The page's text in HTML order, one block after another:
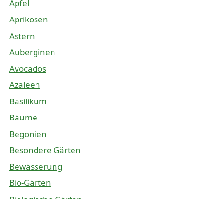
Äpfel
Aprikosen
Astern
Auberginen
Avocados
Azaleen
Basilikum
Bäume
Begonien
Besondere Gärten
Bewässerung
Bio-Gärten